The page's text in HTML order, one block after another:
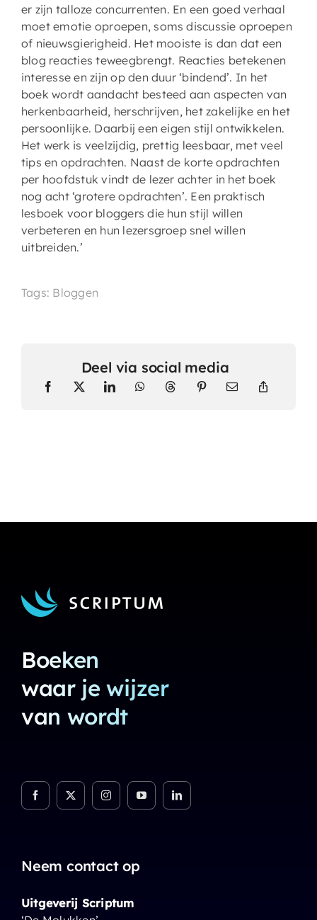
er zijn talloze concurrenten. En een goed verhaal
moet emotie oproepen, soms discussie oproepen
of nieuwsgierigheid. Het mooiste is dan dat een
blog reacties teweegbrengt. Reacties betekenen
interesse en zijn op den duur ‘bindend’. In het
boek wordt aandacht besteed aan aspecten van
herkenbaarheid, herschrijven, het zakelijke en het
persoonlijke. Daarbij een eigen stijl ontwikkelen.
Het werk is veelzijdig, prettig leesbaar, met veel
tips en opdrachten. Naast de korte opdrachten
per hoofdstuk vindt de lezer achter in het boek
nog acht ‘grotere opdrachten’. Een praktisch
lesboek voor bloggers die hun stijl willen
verbeteren en hun lezersgroep snel willen
uitbreiden.’
Tags: Bloggen
Deel via social media
Boeken
waar je wijzer
van wordt
Neem contact op
Uitgeverij Scriptum